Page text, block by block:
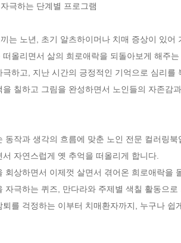
극하는 단계별 프로그램
는 노년, 초기 알츠하이머나 치매 증상이 있
떠올리면서 삶의 희로애락을 되돌아보게 해주
하고, 지난 시간의 긍정적인 기억으로 심리를
을 칠하고 그림을 완성하면서 노인들의 자존
동작과 생각의 흐름에 맞춘 노인 전문 컬러링북
자연스럽게 옛 추억을 떠올리게 합니다.
회상하면서 이제껏 살면서 겪어온 희로애락을
자극하는 퀴즈, 만다라와 주제별 색칠 활동으
퇴를 걱정하는 이부터 치매환자까지, 누구나 쉽